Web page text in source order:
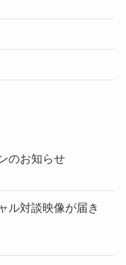
のお知らせ
ル対談映像が届き